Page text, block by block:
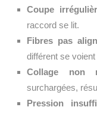
Coupe
raccord se lit.
Fibres pas
différent se
Collage non
surchargées,
Pression